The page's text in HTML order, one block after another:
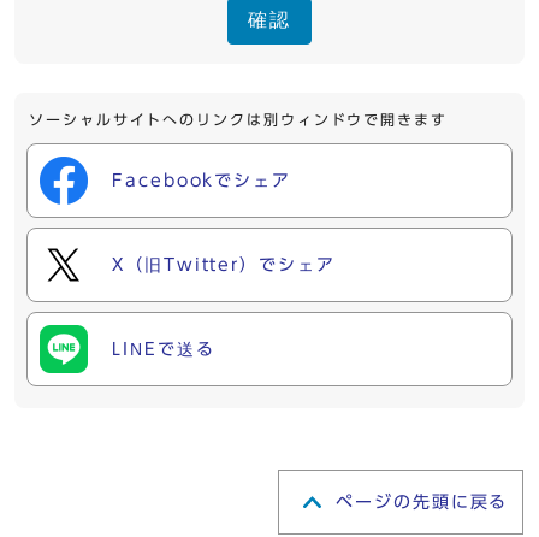
確認
ソーシャルサイトへのリンクは別ウィンドウで開きます
Facebookでシェア
X（旧Twitter）でシェア
LINEで送る
ページの先頭に戻る